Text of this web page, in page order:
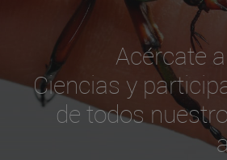
Acércate
Ciencias y
de todos